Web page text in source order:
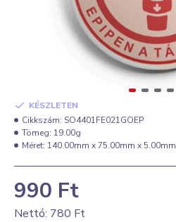
990 Ft
Nettó: 780 Ft
KÉSZLETEN
Cikkszám: SO4401FE021GOEP
Tömeg: 19.00g
Méret: 140.00mm x 75.00mm x 5.00mm